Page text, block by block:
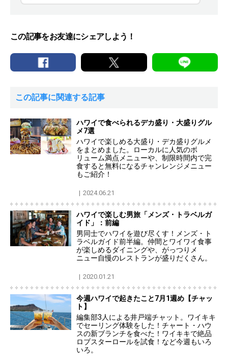
この記事をお友達にシェアしよう！
この記事に関連する記事
ハワイで食べられるデカ盛り・大盛りグル
メ7選
ハワイで楽しめる大盛り・デカ盛りグルメ
をまとめました。ローカルに人気のボ
リューム満点メニューや、制限時間内で完
食すると無料になるチャンレンジメニュー
もご紹介！
2024.06.21
ハワイで楽しむ男旅「メンズ・トラベルガ
イド」：前編
男同士でハワイを遊び尽くす！メンズ・ト
ラベルガイド前半編。仲間とワイワイ食事
が楽しめるダイニングや、がっつりメ
ニュー自慢のレストランが盛りだくさん。
2020.01.21
今週ハワイで起きたこと7月1週め【チャッ
ト】
編集部3人による井戸端チャット。ワイキキ
でセーリング体験をした！チャート・ハウ
スの新ブランチを食べた！ワイキキで絶品
ロブスターロールを試食！など今週もいろ
いろ。